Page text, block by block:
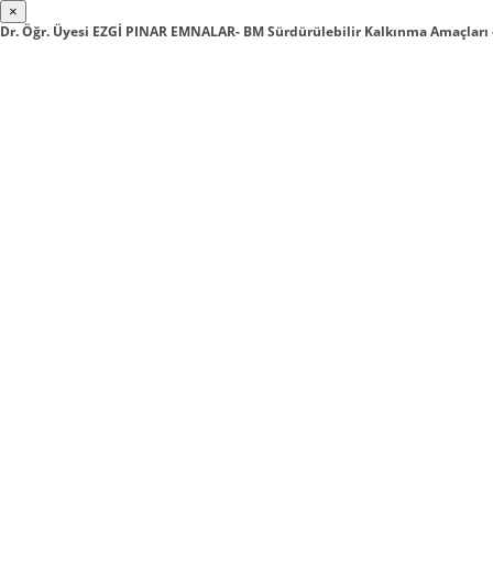
×
Dr. Öğr. Üyesi EZGİ PINAR EMNALAR- BM Sürdürülebilir Kalkınma Amaçları